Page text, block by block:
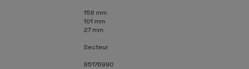
158 mm
101 mm
27 mm
Secteur
85176990